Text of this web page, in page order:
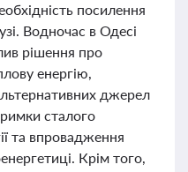
посилення
Водночас в Одесі
рішення про
енергію,
джерел
сталого
та впровадження
Крім того,